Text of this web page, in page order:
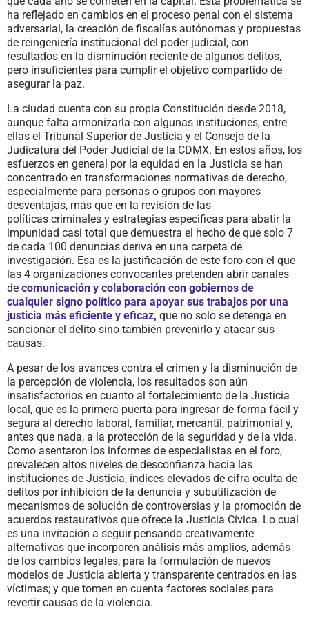
ha reflejado en cambios en el proceso penal con el sistema
adversarial, la creación de fiscalías autónomas y propuestas
de reingeniería institucional del poder judicial, con
resultados en la disminución reciente de algunos delitos,
pero insuficientes para cumplir el objetivo compartido de
asegurar la paz.
La ciudad cuenta con su propia Constitución desde 2018,
aunque falta armonizarla con algunas instituciones, entre
ellas el Tribunal Superior de Justicia y el Consejo de la
Judicatura del Poder Judicial de la CDMX. En estos años, los
esfuerzos en general por la equidad en la Justicia se han
concentrado en transformaciones normativas de derecho,
especialmente para personas o grupos con mayores
desventajas, más que en la revisión de las
políticas criminales y estrategias especificas para abatir la
impunidad casi total que demuestra el hecho de que solo 7
de cada 100 denuncias deriva en una carpeta de
investigación. Esa es la justificación de este foro con el que
las 4 organizaciones convocantes pretenden abrir canales
de comunicación y colaboración con gobiernos de
cualquier signo político para apoyar sus trabajos por una
justicia más eficiente y eficaz, que no solo se detenga en
sancionar el delito sino también prevenirlo y atacar sus
causas.
A pesar de los avances contra el crimen y la disminución de
la percepción de violencia, los resultados son aún
insatisfactorios en cuanto al fortalecimiento de la Justicia
local, que es la primera puerta para ingresar de forma fácil y
segura al derecho laboral, familiar, mercantil, patrimonial y,
antes que nada, a la protección de la seguridad y de la vida.
Como asentaron los informes de especialistas en el foro,
prevalecen altos niveles de desconfianza hacia las
instituciones de Justicia, índices elevados de cifra oculta de
delitos por inhibición de la denuncia y subutilización de
mecanismos de solución de controversias y la promoción de
acuerdos restaurativos que ofrece la Justicia Cívica. Lo cual
es una invitación a seguir pensando creativamente
alternativas que incorporen análisis más amplios, además
de los cambios legales, para la formulación de nuevos
modelos de Justicia abierta y transparente centrados en las
víctimas; y que tomen en cuenta factores sociales para
revertir causas de la violencia.